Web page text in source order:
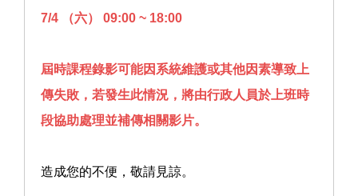
7/4 （六） 09:00 ~ 18:00
屆時課程錄影可能因系統維護或其他因素導致上
傳失敗，若發生此情況，將由行政人員於上班時
段協助處理並補傳相關影片。
造成您的不便，敬請見諒。